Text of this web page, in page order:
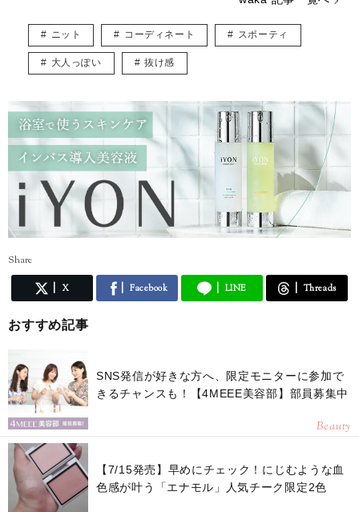
ニット コーディネート スポーティ
大人っぽい 抜け感
Share
X Facebook LINE Threads
おすすめ記事
SNS発信が好きな方へ、限定モニターに参加で
きるチャンスも！【4MEEE美容部】部員募集中
Beauty
【7/15発売】早めにチェック！にじむような血
色感が叶う「エナモル」人気チーク限定2色